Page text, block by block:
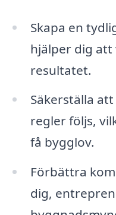
Skapa en
hjälper dig att
resultatet.
Säkerställa
regler följs,
få bygglov.
Förbättra
dig,